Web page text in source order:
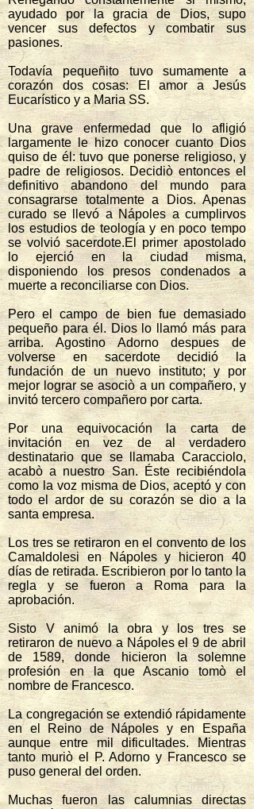
ayudado por la gracia de Dios, supo
vencer sus defectos y combatir sus
pasiones.
Todavía pequeñito tuvo sumamente a
corazón dos cosas: El amor a Jesús
Eucarístico y a Maria SS.
Una grave enfermedad que lo afligió
largamente le hizo conocer cuanto Dios
quiso de él: tuvo que ponerse religioso, y
padre de religiosos. Decidiò entonces el
definitivo abandono del mundo para
consagrarse totalmente a Dios. Apenas
curado se llevó a Nápoles a cumplirvos
los estudios de teología y en poco tempo
se volvió sacerdote.El primer apostolado
lo ejerció en la ciudad misma,
disponiendo los presos condenados a
muerte a reconciliarse con Dios.
Pero el campo de bien fue demasiado
pequeño para él. Dios lo llamó más para
arriba. Agostino Adorno despues de
volverse en sacerdote decidió la
fundación de un nuevo instituto; y por
mejor lograr se asociò a un compañero, y
invitó tercero compañero por carta.
Por una equivocación la carta de
invitación en vez de al verdadero
destinatario que se llamaba Caracciolo,
acabò a nuestro San. Éste recibiéndola
como la voz misma de Dios, aceptó y con
todo el ardor de su corazón se dio a la
santa empresa.
Los tres se retiraron en el convento de los
Camaldolesi en Nápoles y hicieron 40
días de retirada. Escribieron por lo tanto la
regla y se fueron a Roma para la
aprobación.
Sisto V animó la obra y los tres se
retiraron de nuevo a Nápoles el 9 de abril
de 1589, donde hicieron la solemne
profesión en la que Ascanio tomò el
nombre de Francesco.
La congregación se extendió rápidamente
en el Reino de Nápoles y en España
aunque entre mil dificultades. Mientras
tanto muriò el P. Adorno y Francesco se
puso general del orden.
Muchas fueron las calumnias directas